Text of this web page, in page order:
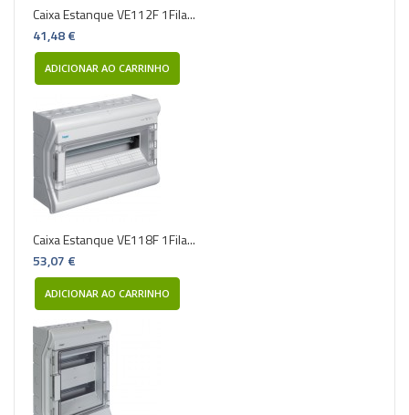
Caixa Estanque VE112F 1Fila...
41,48 €
ADICIONAR AO CARRINHO
Caixa Estanque VE118F 1Fila...
53,07 €
ADICIONAR AO CARRINHO